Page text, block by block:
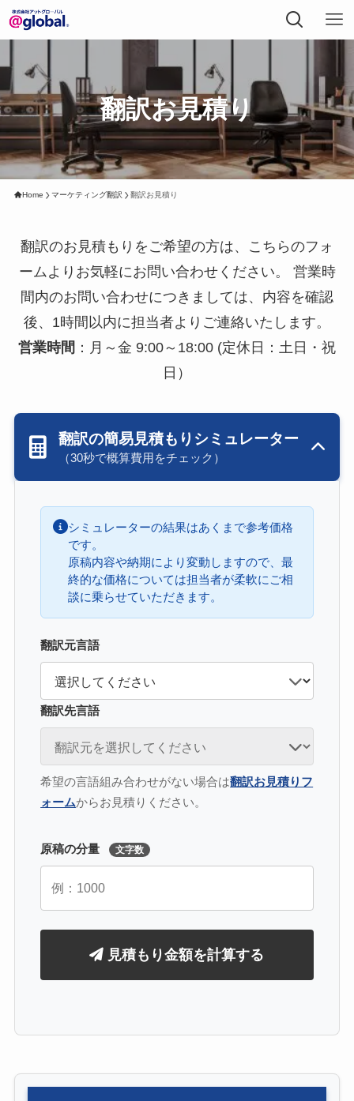
翻訳お見積り
Home マーケティング翻訳 翻訳お見積り
翻訳のお見積もりをご希望の方は、こちらのフォ
ームよりお気軽にお問い合わせください。 営業時
間内のお問い合わせにつきましては、内容を確認
後、1時間以内に担当者よりご連絡いたします。
営業時間 ：月～金 9:00～18:00 (定休日：土日・祝
日）
翻訳の簡易見積もりシミュレーター
（30秒で概算費用をチェック）
シミュレーターの結果はあくまで参考価格
です。
原稿内容や納期により変動しますので、最
終的な価格については担当者が柔軟にご相
談に乗らせていただきます。
翻訳元言語
翻訳先言語
希望の言語組み合わせがない場合は翻訳お見積りフ
ォームからお見積りください。
原稿の分量 文字数
見積もり金額を計算する